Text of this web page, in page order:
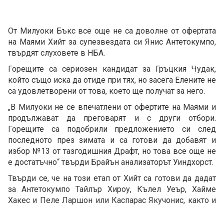
От Милуоки Бъкс все още не са доволне от офертата
на Маями Хийт за супезвездата си Янис Антетокумпо,
твърдят слуховете в НБА.
Горещите са сериозен кандидат за Гръцкия Чудак,
който също иска да отиде при тях, но засега Елените не
са удовлетворени от това, което ще получат за него.
„В Милуоки не се впечатлени от офертите на Маями и
продължават да преговарят и с други отбори.
Горещите са подобрили предложението си след
последното през зимата и са готови да добавят и
избор №13 от тазгодишния Драфт, но това все още не
е достатъчно“ твърди Брайън анализаторът Уиндхорст.
Твърди се, че на този етап от Хийт са готови да дадат
за Антетокумпо Тайлър Хироу, Кълел Уеър, Хайме
Хакес и Пеле Ларшон или Каспарас Якучонис, както и